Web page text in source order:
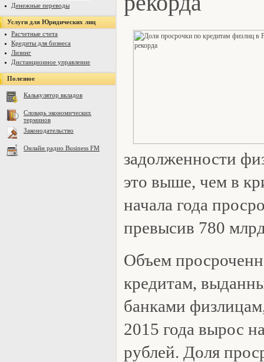
Денежные переводы
Услуги для Юридических лиц
Расчетные счета
Кредиты для бизнеса
Лизинг
Дистанционное управление
Полезное
Калькулятор вкладов
Словарь экономических
терминов
Законодательство
Онлайн радио Business FM
задолженности
это выше, чем в
начала года
превысив 780
Объем
кредитам,
банками
2015 года вырос
рублей. Доля